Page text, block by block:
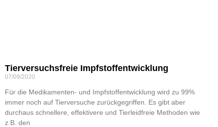
Tierversuchsfreie Impfstoffentwicklung
07/09/2020
Für die Medikamenten- und Impfstoffentwicklung wird zu 99%
immer noch auf Tierversuche zurückgegriffen. Es gibt aber
durchaus schnellere, effektivere und Tierleidfreie Methoden wie
z.B. den